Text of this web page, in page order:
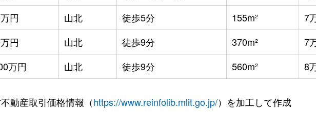
円 山北 徒歩5分 155m²
7
円 山北 徒歩9分 370m²
7
万円 山北 徒歩9分 560m² 8
動産取引価格情報（https://www.reinfolib.mlit.go.jp/）を加工して作成